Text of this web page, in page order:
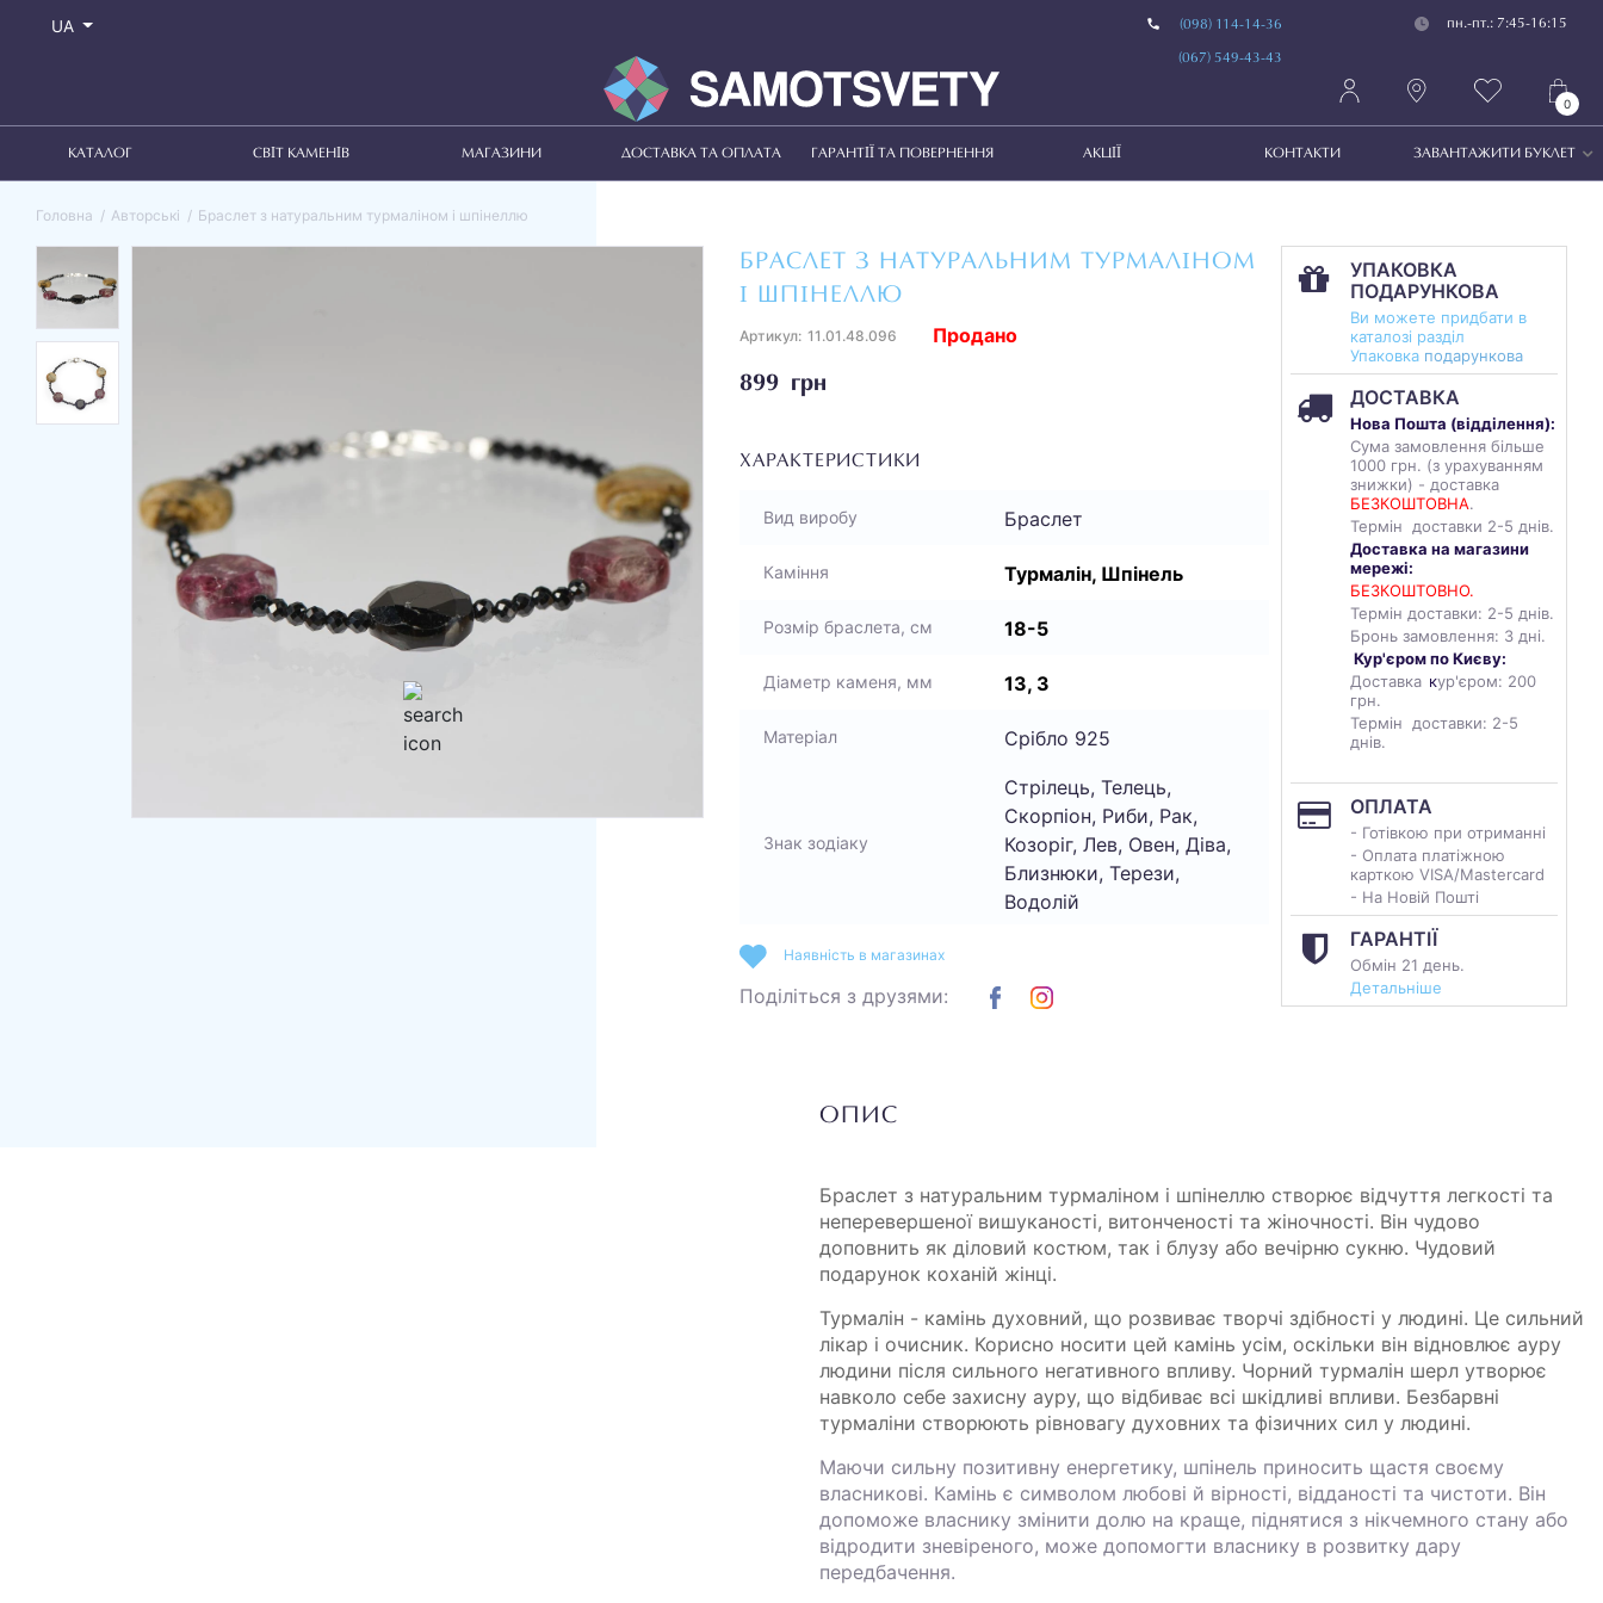
UA (098) 114-14-36
(067) 549-43-43
пн.-пт.: 7:45-16:15
0
КАТАЛОГ СВІТ КАМЕНІВ МАГАЗИНИ ДОСТАВКА ТА ОПЛАТА ГАРАНТІЇ ТА ПОВЕРНЕННЯ АКЦІЇ КОНТАКТИ ЗАВАНТАЖИТИ БУКЛЕТ
Головна Авторські Браслет з натуральним турмаліном і шпінеллю
БРАСЛЕТ З НАТУРАЛЬНИМ ТУРМАЛІНОМ
І ШПІНЕЛЛЮ
Артикул: 11.01.48.096
899 грн
Продано
ХАРАКТЕРИСТИКИ
Вид виробу Браслет
Каміння Турмалін, Шпінель
Розмір браслета, см 18-5
Діаметр каменя, мм 13, 3
Матеріал Срібло 925
Знак зодіаку
Стрілець, Телець,
Скорпіон, Риби, Рак,
Козоріг, Лев, Овен, Діва,
Близнюки, Терези,
Водолій
УПАКОВКА
ПОДАРУНКОВА
Ви можете придбати в
каталозі разділ
Упаковка подарункова
ДОСТАВКА
Нова Пошта (відділення):
Сума замовлення більше
1000 грн. (з урахуванням
знижки) - доставка
БЕЗКОШТОВНА.
Термін доставки 2-5 днів.
Доставка на магазини
мережі:
БЕЗКОШТОВНО.
Термін доставки: 2-5 днів.
Бронь замовлення: 3 дні.
Кур'єром по Києву:
Доставка кур'єром: 200
грн.
Термін доставки: 2-5
днів.
ОПЛАТА
- Готівкою при отриманні
- Оплата платіжною
карткою VISA/Mastercard
- На Новій Пошті
ГАРАНТІЇ
Обмін 21 день.
Детальніше
Наявність в магазинах
Поділіться з друзями:
ОПИС
Браслет з натуральним турмаліном і шпінеллю створює відчуття легкості та
неперевершеної вишуканості, витонченості та жіночності. Він чудово
доповнить як діловий костюм, так і блузу або вечірню сукню. Чудовий
подарунок коханій жінці.
Турмалін - камінь духовний, що розвиває творчі здібності у людині. Це сильний
лікар і очисник. Корисно носити цей камінь усім, оскільки він відновлює ауру
людини після сильного негативного впливу. Чорний турмалін шерл утворює
навколо себе захисну ауру, що відбиває всі шкідливі впливи. Безбарвні
турмаліни створюють рівновагу духовних та фізичних сил у людині.
Маючи сильну позитивну енергетику, шпінель приносить щастя своєму
власникові. Камінь є символом любові й вірності, відданості та чистоти. Він
допоможе власнику змінити долю на краще, піднятися з нікчемного стану або
відродити зневіреного, може допомогти власнику в розвитку дару
передбачення.